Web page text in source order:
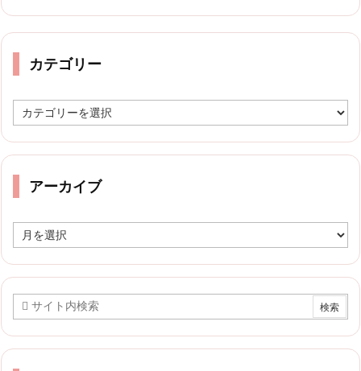
カテゴリー
テ
リ
アーカイブ
ー
イ